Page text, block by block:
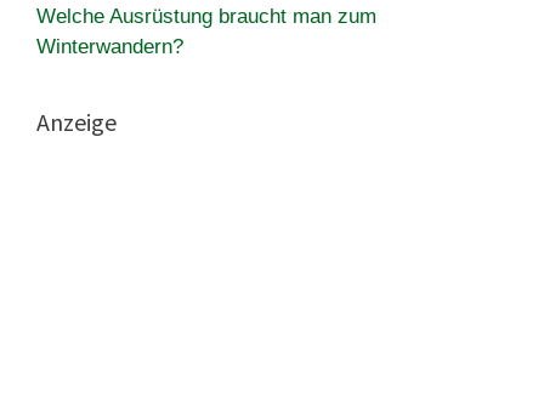
Welche Ausrüstung braucht man zum
Winterwandern?
Anzeige